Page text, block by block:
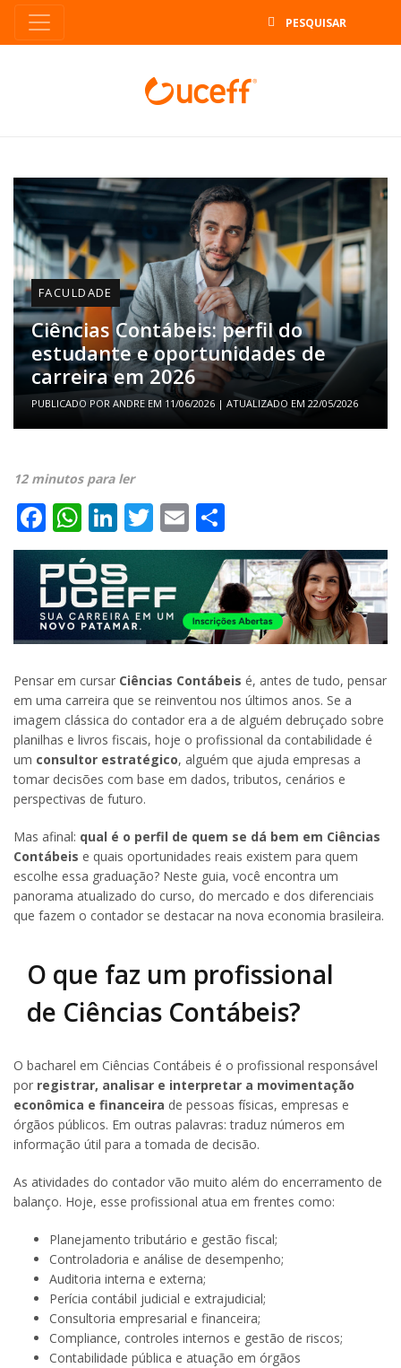
FACULDADE
Ciências Contábeis: perfil do
estudante e oportunidades de
carreira em 2026
PUBLICADO POR ANDRE EM 11/06/2026 | ATUALIZADO EM 22/05/2026
12 minutos para ler
Facebook
WhatsApp
LinkedIn
Twitter
Email
Pensar em cursar Ciências Contábeis é, antes de tudo, pensar
em uma carreira que se reinventou nos últimos anos. Se a
imagem clássica do contador era a de alguém debruçado sobre
planilhas e livros fiscais, hoje o profissional da contabilidade é
um consultor estratégico, alguém que ajuda empresas a
tomar decisões com base em dados, tributos, cenários e
perspectivas de futuro.
Mas afinal: qual é o perfil de quem se dá bem em Ciências
Contábeis e quais oportunidades reais existem para quem
escolhe essa graduação? Neste guia, você encontra um
panorama atualizado do curso, do mercado e dos diferenciais
que fazem o contador se destacar na nova economia brasileira.
O que faz um profissional
de Ciências Contábeis?
O bacharel em Ciências Contábeis é o profissional responsável
por registrar, analisar e interpretar a movimentação
econômica e financeira de pessoas físicas, empresas e
órgãos públicos. Em outras palavras: traduz números em
informação útil para a tomada de decisão.
As atividades do contador vão muito além do encerramento de
balanço. Hoje, esse profissional atua em frentes como:
Planejamento tributário e gestão fiscal;
Controladoria e análise de desempenho;
Auditoria interna e externa;
Perícia contábil judicial e extrajudicial;
Consultoria empresarial e financeira;
Compliance, controles internos e gestão de riscos;
Contabilidade pública e atuação em órgãos